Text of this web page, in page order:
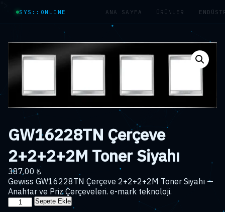
SYS::ONLINE ANA SAYFA ÜRÜNLER
GW16228TN Çerçeve
2+2+2+2M Toner Siyahı
387,00 ₺
Gewiss GW16228TN Çerçeve 2+2+2+2M Toner Siyahı —
Anahtar ve Priz Çerçeveleri. e-mark teknoloji.
GW16228TN
Sepete Ekle